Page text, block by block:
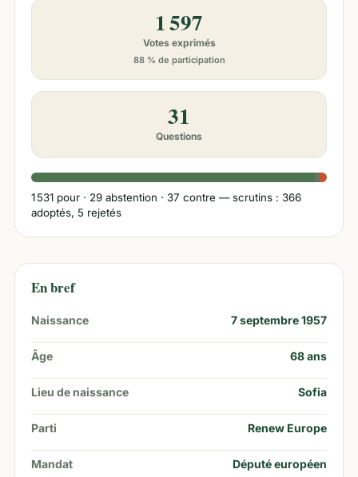
1 597
Votes exprimés
88 % de participation
31
Questions
1 531 pour · 29 abstention · 37 contre — scrutins : 366
adoptés, 5 rejetés
En bref
Naissance 7 septembre 1957
Âge 68ans
Lieu de naissance Sofia
Parti Renew Europe
Mandat Député européen